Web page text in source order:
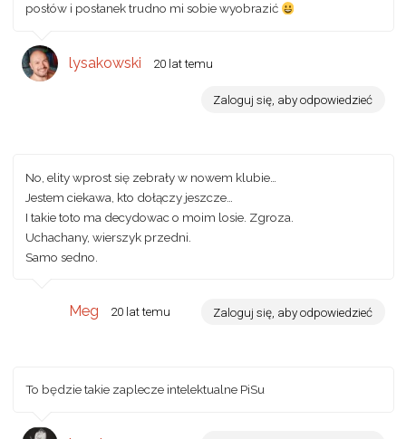
posłów i posłanek trudno mi sobie wyobrazić
lysakowski 20 lat temu
Zaloguj się, aby odpowiedzieć
No, elity wprost się zebrały w nowem klubie…
Jestem ciekawa, kto dołączy jeszcze…
I takie toto ma decydowac o moim losie. Zgroza.
Uchachany, wierszyk przedni.
Samo sedno.
Meg 20 lat temu Zaloguj się, aby odpowiedzieć
To będzie takie zaplecze intelektualne PiSu